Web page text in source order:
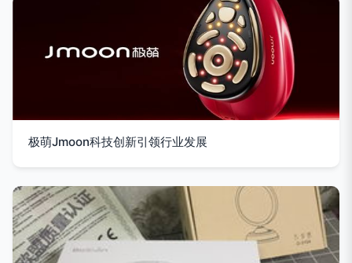
极萌Jmoon科技创新引领行业发展